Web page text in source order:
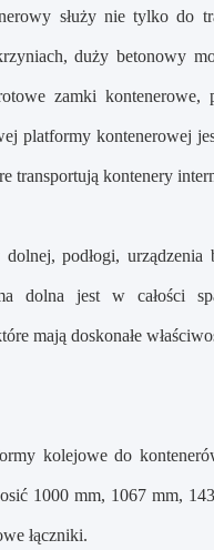
służy nie tylko do
duży betonowy
zamki kontenerowe,
platformy kontenerowej
transportują kontenery
podłogi,
dolna jest w całości
mają doskonałe
kolejowe do
1000 mm, 1067 mm,
łączniki.